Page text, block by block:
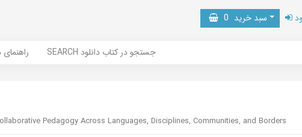
سبد خرید 0
راهنمای SEARCH جستجو در کتاب دانلود
Pedagogy Across Languages, Disciplines, Communities, and Borders